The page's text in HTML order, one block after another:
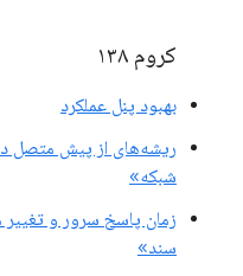
کروم ۱۳۸
بهبود پنل عملکرد
ریشه‌های از پیش متصل
شبکه»
زمان پاسخ سرور و
سند»